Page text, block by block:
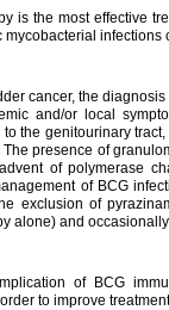
is the most effective
mycobacterial infections
cancer, the
and/or local
the genitourinary
presence of
of polymerase
of BCG
exclusion of
alone) and
of BCG
to improve